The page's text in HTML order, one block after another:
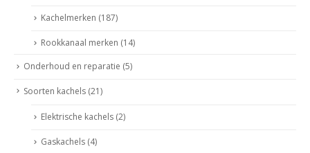
Kachelmerken (187)
Rookkanaal merken (14)
Onderhoud en reparatie (5)
Soorten kachels (21)
Elektrische kachels (2)
Gaskachels (4)